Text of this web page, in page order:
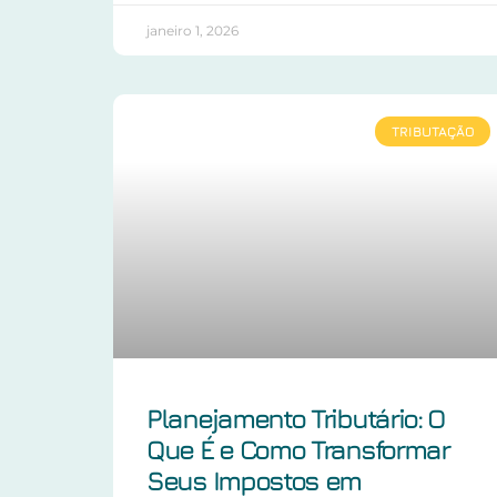
janeiro 1, 2026
TRIBUTAÇÃO
Planejamento Tributário: O
Que É e Como Transformar
Seus Impostos em